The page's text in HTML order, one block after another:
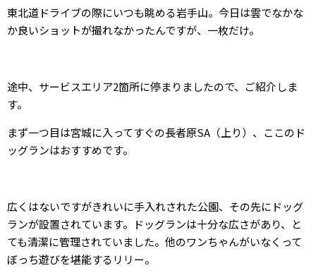
東北道ドライブの際にいつも眺める岩手山。今日は雲でなかな
か良いショットが撮れなかったんですが、一枚だけ。
途中、サービスエリア2箇所に停まりましたので、ご紹介しま
す。
まず一つ目は宮城に入ってすぐの長者原SA（上り）、ここのド
ッグランはおすすめです。
広くはないですがきれいに手入れされた公園、その先にドッグ
ランが設置されています。ドッグランは十分な広さがあり、と
ても清潔に管理されていました。他のワンちゃんがいなくって
ぼっち遊びを堪能するリリー。